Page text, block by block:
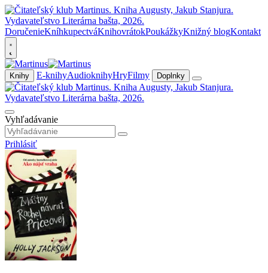
DoručenieKníhkupectváKnihovrátokPoukážkyKnižný blogKontakt
Knihy E-knihyAudioknihyHryFilmy Doplnky
Vyhľadávanie
Prihlásiť